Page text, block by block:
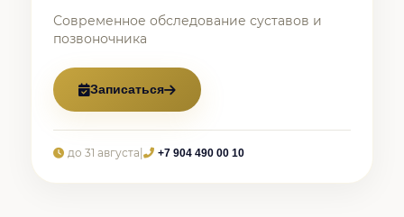
Современное обследование суставов и
позвоночника
Записаться
до 31 августа +7 904 490 00 10